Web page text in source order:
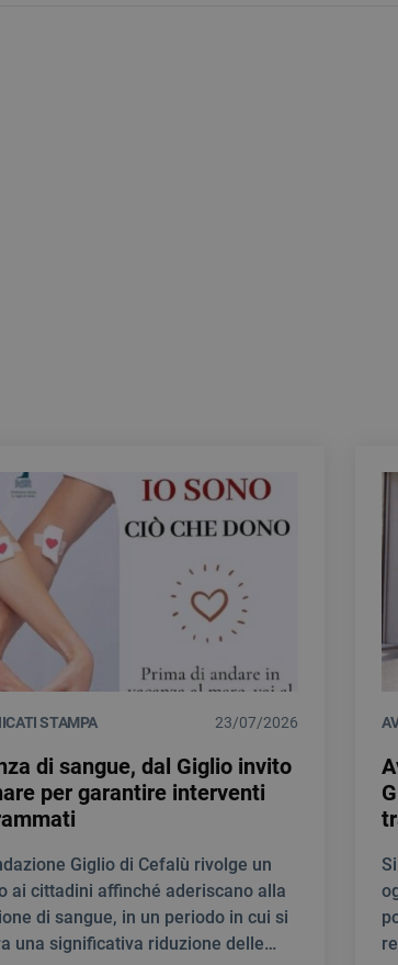
STAMPA 23/07/2026
di sangue, dal Giglio invito
per garantire interventi
Giglio di Cefalù rivolge un
ai cittadini affinché aderiscano alla
di sangue, in un periodo in cui si
una significativa riduzione delle